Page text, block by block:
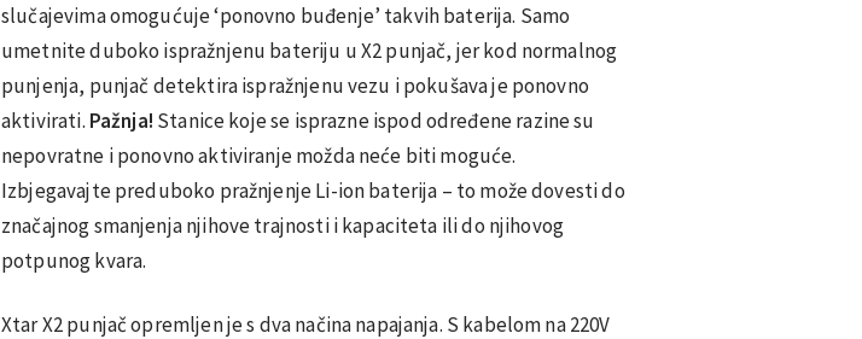
slučajevima omogućuje ‘ponovno buđenje’ takvih baterija. Samo
umetnite duboko ispražnjenu bateriju u X2 punjač, jer kod normalnog
punjenja, punjač detektira ispražnjenu vezu i pokušava je ponovno
aktivirati. Pažnja! Stanice koje se isprazne ispod određene razine su
nepovratne i ponovno aktiviranje možda neće biti moguće.
Izbjegavajte preduboko pražnjenje Li-ion baterija – to može dovesti do
značajnog smanjenja njihove trajnosti i kapaciteta ili do njihovog
potpunog kvara.
Xtar X2 punjač opremljen je s dva načina napajanja. S kabelom na 220V